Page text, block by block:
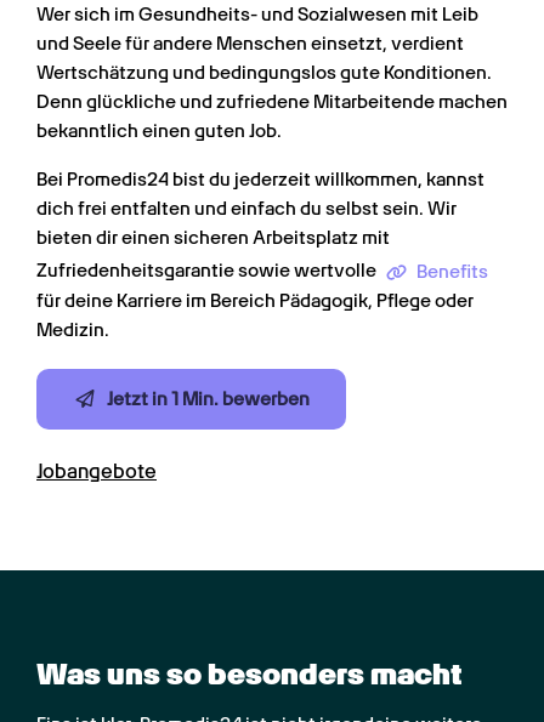
Wer sich im Gesundheits- und Sozialwesen mit Leib
und Seele für andere Menschen einsetzt, verdient
Wertschätzung und bedingungslos gute Konditionen.
Denn glückliche und zufriedene Mitarbeitende machen
bekanntlich einen guten Job.
Bei Promedis24 bist du jederzeit willkommen, kannst
dich frei entfalten und einfach du selbst sein. Wir
bieten dir einen sicheren Arbeitsplatz mit
Zufriedenheitsgarantie sowie wertvolle
Benefits
für deine Karriere im Bereich Pädagogik, Pflege oder
Medizin.
Jetzt in 1 Min. bewerben
Jobangebote
Was uns so besonders macht